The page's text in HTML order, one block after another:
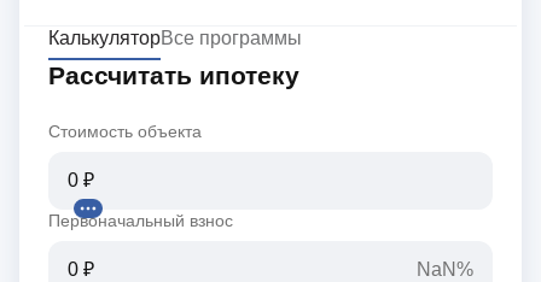
КалькуляторВсе программы
Рассчитать ипотеку
Стоимость объекта
Первоначальный взнос
NaN%